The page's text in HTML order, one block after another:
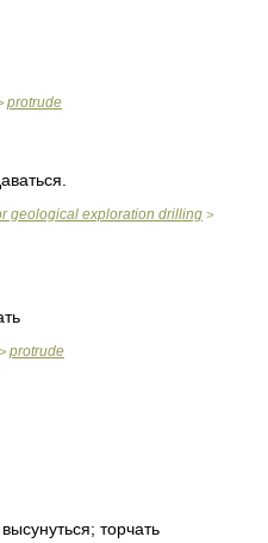
protrude
geological exploration drilling >
> protrude
торчать